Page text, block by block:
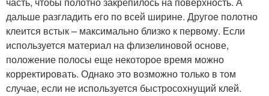
дальше разгладить его по всей ширине. Другое полотно
клеится встык – максимально близко к первому. Если
используется материал на флизелиновой основе,
положение полосы еще некоторое время можно
корректировать. Однако это возможно только в том
случае, если не используется быстросохнущий клей.